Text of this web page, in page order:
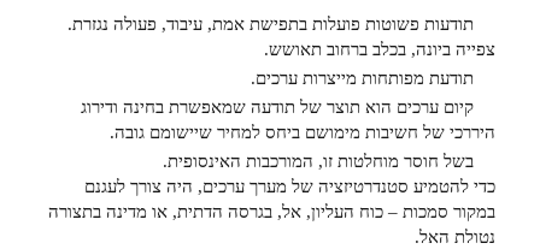
תודעות פשוטות פועלות בתפישת אמת, עיבוד, פעולה נגזרת.
צפייה ביונה, בכלב ברחוב תאושש.
תודעת מפותחות מייצרות ערכים.
קיום ערכים הוא תוצר של תודעה שמאפשרת בחינה ודירוג
היררכי של חשיבות מימושם ביחס למחיר שיישומם גובה.
בשל חוסר מוחלטות זו, המורכבות האינסופית.
כדי להטמיע סטנדרטיזציה של מערך ערכים, היה צורך לעגנם
במקור סמכות – כוח העליון, אל, בגרסה הדתית, או מדינה בתצורה
נטולת האל.